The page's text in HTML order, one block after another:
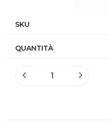
SKU
QUANTITÀ